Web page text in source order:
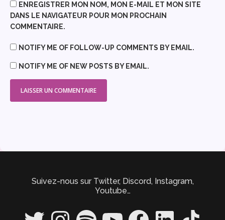
ENREGISTRER MON NOM, MON E-MAIL ET MON SITE
DANS LE NAVIGATEUR POUR MON PROCHAIN
COMMENTAIRE.
NOTIFY ME OF FOLLOW-UP COMMENTS BY EMAIL.
NOTIFY ME OF NEW POSTS BY EMAIL.
Suivez-nous sur Twitter, Discord, Instagram,
Youtube…
Twitter InstagramSpotify YouTube FacebookLinkedIn TikTok